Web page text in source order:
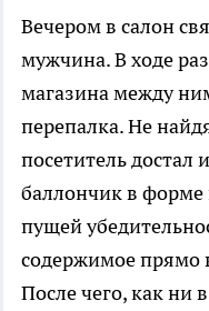
Вечером в салон
мужчина. В ходе
магазина между
перепалка. Не
посетитель
баллончик в форме
пущей
содержимое прямо
После чего, как ни